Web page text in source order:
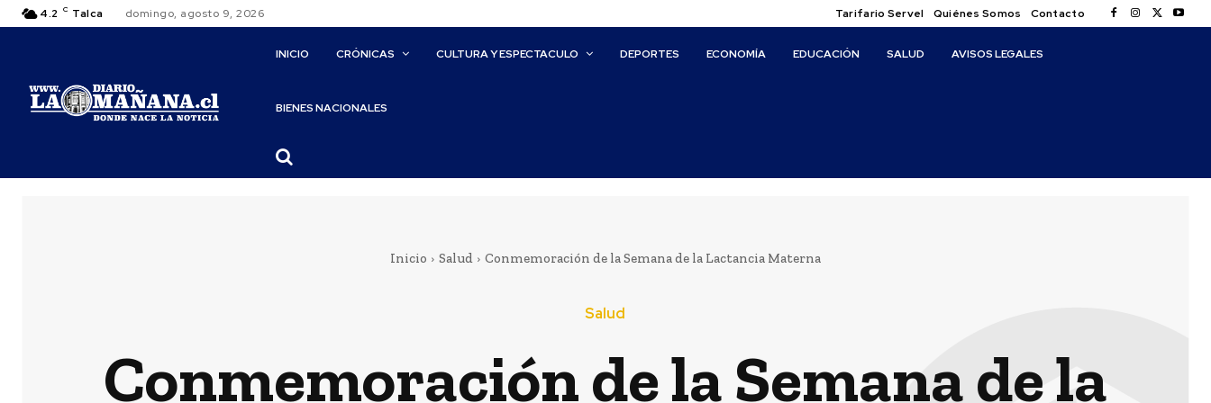
4.2 C Talca domingo, agosto 9, 2026 Tarifario Servel Quiénes Somos Contacto
INICIO CRÓNICAS CULTURA Y ESPECTACULO DEPORTES ECONOMÍA EDUCACIÓN SALUD AVISOS LEGALES
BIENES NACIONALES
Inicio Salud Conmemoración de la Semana de la Lactancia Materna
Salud
Conmemoración de la Semana de la